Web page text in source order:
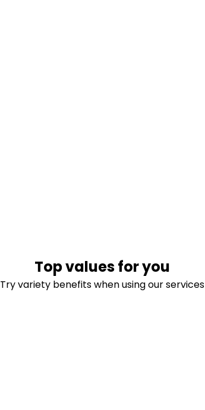
Top values for you
Try variety benefits when using our services